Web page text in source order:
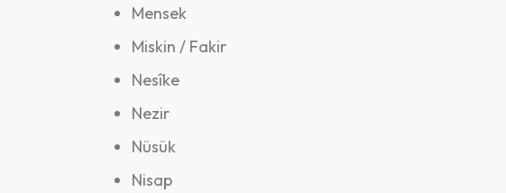
Mensek
Miskin / Fakir
Nesîke
Nezir
Nüsük
Nisap